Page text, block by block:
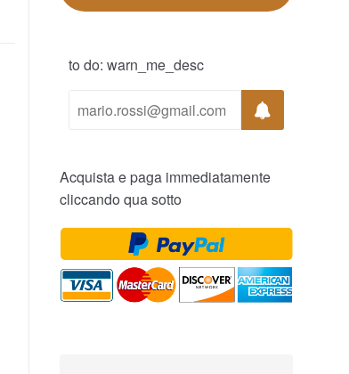
to do: warn_me_desc
Acquista e paga immediatamente
cliccando qua sotto